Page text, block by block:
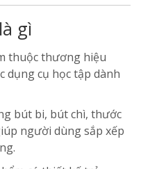
gì
thuộc thương hiệu
dụng cụ học tập dành
bút bi, bút chì, thước
người dùng sắp xếp